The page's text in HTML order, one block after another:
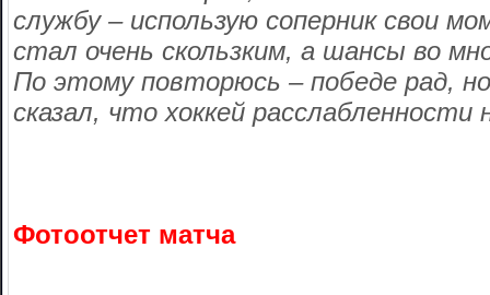
службу – использую соперник свои
стал очень скользким, а шансы во
По этому повторюсь – победе рад,
сказал, что хоккей
Фотоотчет матча